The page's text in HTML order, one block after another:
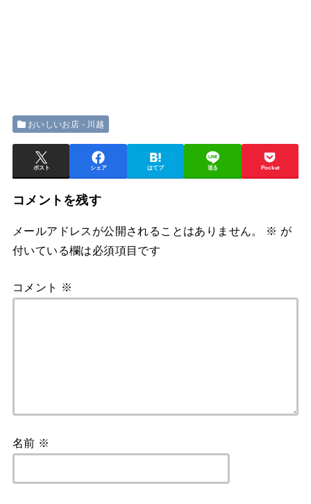
おいしいお店 - 川越
ポスト シェア はてブ 送る Pocket
コメントを残す
メールアドレスが公開されることはありません。 ※ が
付いている欄は必須項目です
コメント ※
名前 ※